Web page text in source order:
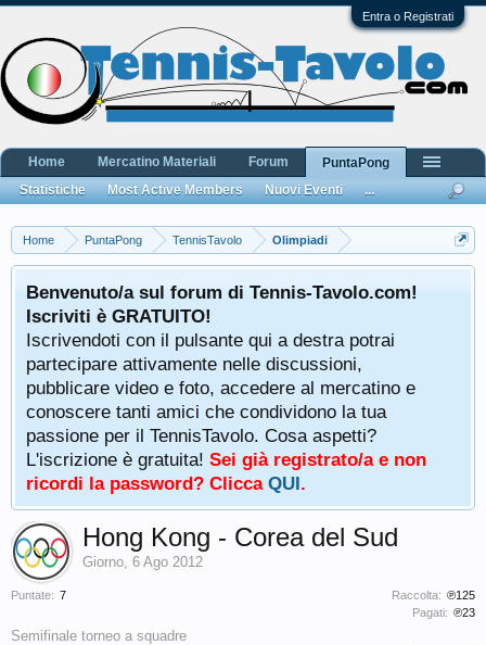
Entra o Registrati
Home PuntaPong TennisTavolo Olimpiadi
Benvenuto/a sul forum di Tennis-Tavolo.com!
Iscriviti è GRATUITO!
Iscrivendoti con il pulsante qui a destra potrai
partecipare attivamente nelle discussioni,
pubblicare video e foto, accedere al mercatino e
conoscere tanti amici che condividono la tua
passione per il TennisTavolo. Cosa aspetti?
L'iscrizione è gratuita! Sei già registrato/a e non
ricordi la password? Clicca QUI.
Puntate: 7 Raccolta: ℗125
Pagati: ℗23
Hong Kong - Corea del Sud
Giorno, 6 Ago 2012
Semifinale torneo a squadre
Home Mercatino Materiali Forum
PuntaPong
Statistiche
Most Active Members Nuovi Eventi ...